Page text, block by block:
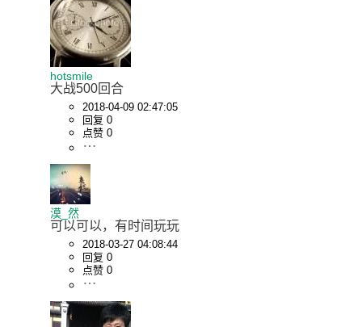
hotsmile
大战500回合
2018-04-09 02:47:05
回复 0
点赞 0
漠_然
可以可以，有时间玩玩
2018-03-27 04:08:44
回复 0
点赞 0